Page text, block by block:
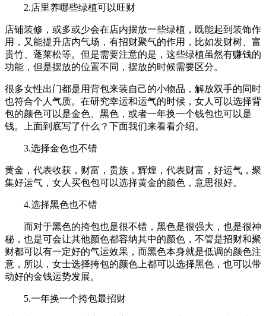
2.店里养哪些绿植可以旺财
店铺装修，或多或少会在店内摆放一些绿植，既能起到装饰作
用，又能提升店内气场，有招财聚气的作用，比如发财树、富
贵竹、蓬莱松等。但是需要注意的是，这些绿植虽然有赚钱的
功能，但是摆放的位置不同，摆放的时候需要区分。
很多女性出门都是用背包来装自己的小物品，解放双手的同时
也符合个人气质。在研究幸运和运气的时候，女人可以选择背
包的颜色可以是金色、黑色，或者一年换一个钱包也可以是
钱。上面到底写了什么？下面我们来看看介绍。
3.选择金色也不错
黄金，代表收获，财富，贵族，辉煌，代表财富，好运气，聚
集好运气，女人买包包可以选择黄金的颜色，意思很好。
4.选择黑色也不错
而对于黑色的挎包也是很不错，黑色是很强大，也是很神
秘，也是可会让其他颜色都容纳其中的颜色，不管是招财和聚
财都可以有一定好的气运效果，而黑色本身就是低调的颜色注
意，所以，女士选择挎包的颜色上都可以选择黑色，也可以带
动好的金钱运势发展。
5.一年换一个挎包最招财